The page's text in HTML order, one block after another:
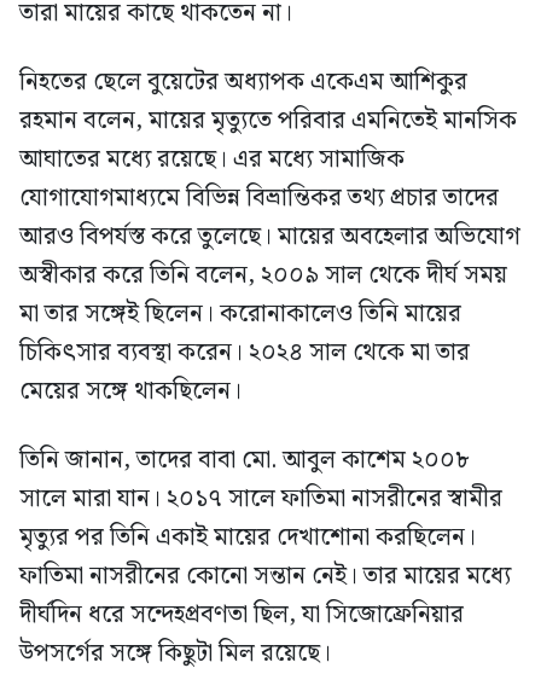
তারা মায়ের কাছে থাকতেন না।
নিহতের ছেলে বুয়েটের অধ্যাপক একেএম আশিকুর
রহমান বলেন, মায়ের মৃত্যুতে পরিবার এমনিতেই মানসিক
আঘাতের মধ্যে রয়েছে। এর মধ্যে সামাজিক
যোগাযোগমাধ্যমে বিভিন্ন বিভ্রান্তিকর তথ্য প্রচার তাদের
আরও বিপর্যস্ত করে তুলেছে। মায়ের অবহেলার অভিযোগ
অস্বীকার করে তিনি বলেন, ২০০৯ সাল থেকে দীর্ঘ সময়
মা তার সঙ্গেই ছিলেন। করোনাকালেও তিনি মায়ের
চিকিৎসার ব্যবস্থা করেন। ২০২৪ সাল থেকে মা তার
মেয়ের সঙ্গে থাকছিলেন।
তিনি জানান, তাদের বাবা মো. আবুল কাশেম ২০০৮
সালে মারা যান। ২০১৭ সালে ফাতিমা নাসরীনের স্বামীর
মৃত্যুর পর তিনি একাই মায়ের দেখাশোনা করছিলেন।
ফাতিমা নাসরীনের কোনো সন্তান নেই। তার মায়ের মধ্যে
দীর্ঘদিন ধরে সন্দেহপ্রবণতা ছিল, যা সিজোফ্রেনিয়ার
উপসর্গের সঙ্গে কিছুটা মিল রয়েছে।